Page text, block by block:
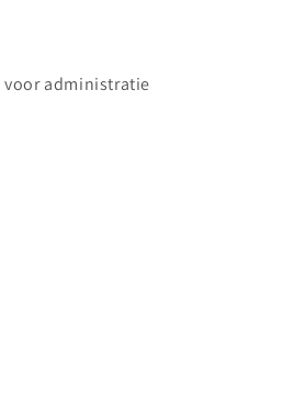
voor administratie